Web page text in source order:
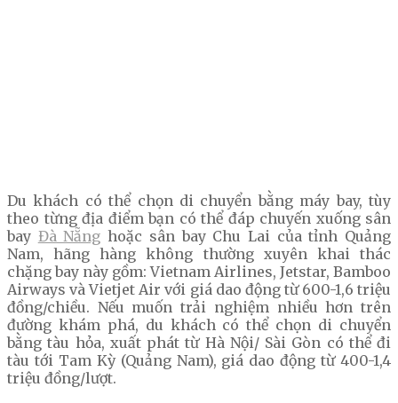
Du khách có thể chọn di chuyển bằng máy bay, tùy
theo từng địa điểm bạn có thể đáp chuyến xuống sân
bay Đà Nẵng hoặc sân bay Chu Lai của tỉnh Quảng
Nam, hãng hàng không thường xuyên khai thác
chặng bay này gồm: Vietnam Airlines, Jetstar, Bamboo
Airways và Vietjet Air với giá dao động từ 600-1,6 triệu
đồng/chiều. Nếu muốn trải nghiệm nhiều hơn trên
đường khám phá, du khách có thể chọn di chuyển
bằng tàu hỏa, xuất phát từ Hà Nội/ Sài Gòn có thể đi
tàu tới Tam Kỳ (Quảng Nam), giá dao động từ 400-1,4
triệu đồng/lượt.